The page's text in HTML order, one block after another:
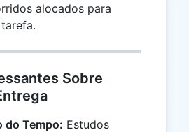
alocados para
Sobre
do Tempo: Estudos